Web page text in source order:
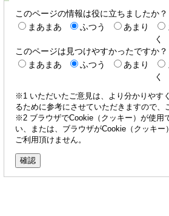
このページの情報は役に立ちましたか？
まあまあ
ふつう あまり
く
このページは見つけやすかったですか？
まあまあ
ふつう あまり
く
※1 いただいたご意見は、より分かりやす
るために参考にさせていただきますので、
※2 ブラウザでCookie（クッキー）が使用
い、または、ブラウザがCookie（クッキー
ご利用頂けません。